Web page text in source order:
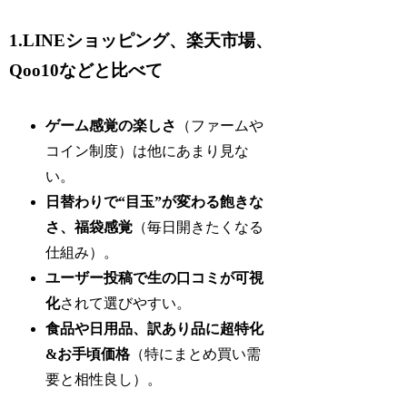
1.LINEショッピング、楽天市場、
Qoo10などと比べて
ゲーム感覚の楽しさ
（ファームや
コイン制度）は他にあまり見な
い。
日替わりで“目玉”が変わる飽きな
さ、福袋感覚 （毎日開きたくなる
仕組み）。
ユーザー投稿で生の口コミが可視
化されて選びやすい。
食品や日用品、訳あり品に超特化
&お手頃価格（特にまとめ買い需
要と相性良し）。